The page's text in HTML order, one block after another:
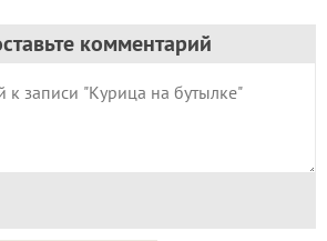
комментарий